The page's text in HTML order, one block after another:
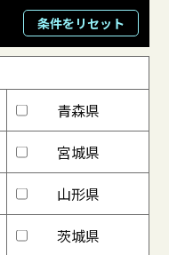
条件をリセット
青森県
宮城県
山形県
茨城県